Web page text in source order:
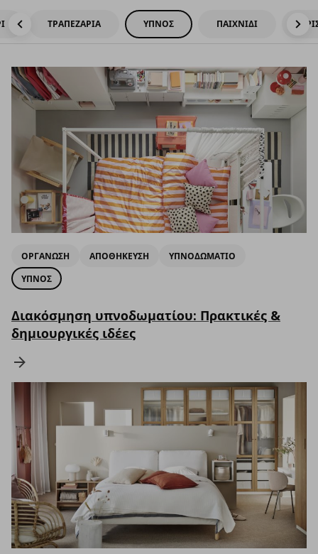
ΤΡΑΠΕΖΑΡΙΑ ΥΠΝΟΣ ΠΑΙΧΝΙΔΙ
ΟΡΓΑΝΩΣΗ ΑΠΟΘΗΚΕΥΣΗ
ΥΠΝΟΔΩΜΑΤΙΟ
ΥΠΝΟΣ
Διακόσμηση υπνοδωματίου: Πρακτικές &
δημιουργικές ιδέες